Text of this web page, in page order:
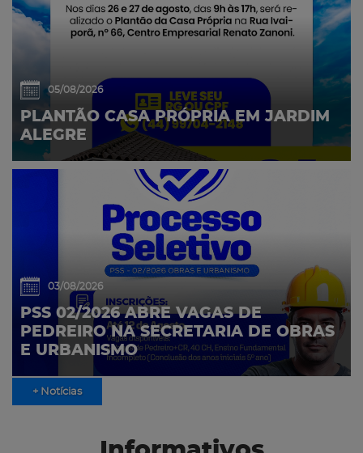
05/08/2026
PLANTÃO CASA PRÓPRIA EM JARDIM
ALEGRE
03/08/2026
PSS 02/2026 ABRE VAGAS DE
PEDREIRO NA SECRETARIA DE OBRAS
E URBANISMO
+ Notícias